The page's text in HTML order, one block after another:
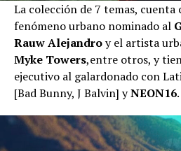
La colección de 7 temas,
fenómeno urbano nominado al
Rauw Alejandroy el artista
Myke Towers,entre otros, y
ejecutivo al galardonado con
[Bad Bunny, J Balvin] yNEON16.